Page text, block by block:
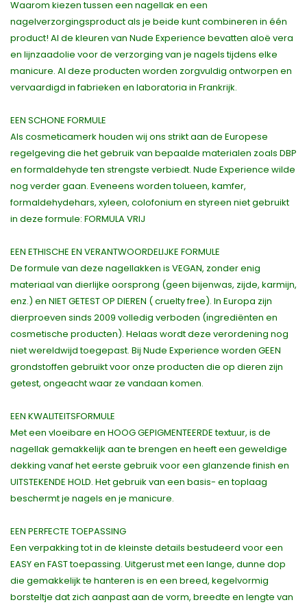
Waarom kiezen tussen een nagellak en een
nagelverzorgingsproduct als je beide kunt combineren in één
product! Al de kleuren van Nude Experience bevatten aloë vera
en lijnzaadolie voor de verzorging van je nagels tijdens elke
manicure. Al deze producten worden zorgvuldig ontworpen en
vervaardigd in fabrieken en laboratoria in Frankrijk.
EEN SCHONE FORMULE
Als cosmeticamerk houden wij ons strikt aan de Europese
regelgeving die het gebruik van bepaalde materialen zoals DBP
en formaldehyde ten strengste verbiedt. Nude Experience wilde
nog verder gaan. Eveneens worden tolueen, kamfer,
formaldehydehars, xyleen, colofonium en styreen niet gebruikt
in deze formule: FORMULA VRIJ
EEN ETHISCHE EN VERANTWOORDELIJKE FORMULE
De formule van deze nagellakken is VEGAN, zonder enig
materiaal van dierlijke oorsprong (geen bijenwas, zijde, karmijn,
enz.) en NIET GETEST OP DIEREN ( cruelty free). In Europa zijn
dierproeven sinds 2009 volledig verboden (ingrediënten en
cosmetische producten). Helaas wordt deze verordening nog
niet wereldwijd toegepast. Bij Nude Experience worden GEEN
grondstoffen gebruikt voor onze producten die op dieren zijn
getest, ongeacht waar ze vandaan komen.
EEN KWALITEITSFORMULE
Met een vloeibare en HOOG GEPIGMENTEERDE textuur, is de
nagellak gemakkelijk aan te brengen en heeft een geweldige
dekking vanaf het eerste gebruik voor een glanzende finish en
UITSTEKENDE HOLD. Het gebruik van een basis- en toplaag
beschermt je nagels en je manicure.
EEN PERFECTE TOEPASSING
Een verpakking tot in de kleinste details bestudeerd voor een
EASY en FAST toepassing. Uitgerust met een lange, dunne dop
die gemakkelijk te hanteren is en een breed, kegelvormig
borsteltje dat zich aanpast aan de vorm, breedte en lengte van